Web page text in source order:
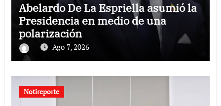
Abelardo De La Espriella asumió la
Presidencia en medio de una
polarización
Ago 7, 2026
Notireporte